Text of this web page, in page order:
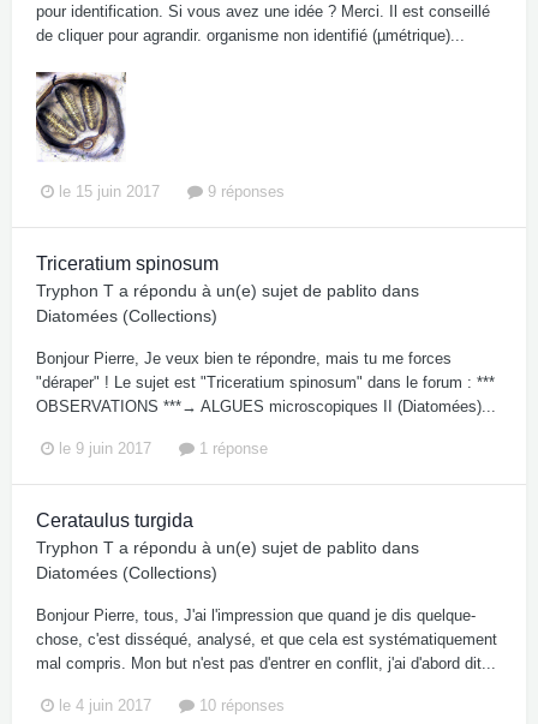
pour identification. Si vous avez une idée ? Merci. Il est conseillé
de cliquer pour agrandir. organisme non identifié (µmétrique)...
le 15 juin 2017 9 réponses
Triceratium spinosum
Tryphon T a répondu à un(e) sujet de pablito dans
Diatomées (Collections)
Bonjour Pierre, Je veux bien te répondre, mais tu me forces
"déraper" ! Le sujet est "Triceratium spinosum" dans le forum : ***
OBSERVATIONS ***→ ALGUES microscopiques II (Diatomées)...
le 9 juin 2017 1 réponse
Cerataulus turgida
Tryphon T a répondu à un(e) sujet de pablito dans
Diatomées (Collections)
Bonjour Pierre, tous, J'ai l'impression que quand je dis quelque-
chose, c'est disséqué, analysé, et que cela est systématiquement
mal compris. Mon but n'est pas d'entrer en conflit, j'ai d'abord dit...
le 4 juin 2017 10 réponses